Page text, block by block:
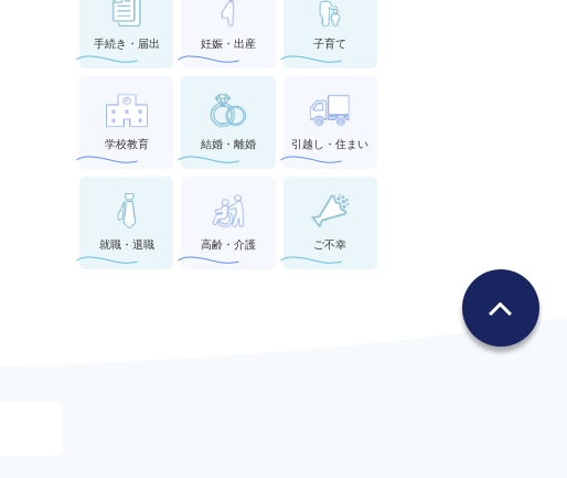
手続き・届出 妊娠・出産 子育て
学校教育 結婚・離婚 引越し・住まい
就職・退職 高齢・介護 ご不幸